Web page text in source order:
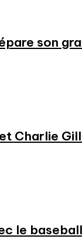
son
Charlie
le